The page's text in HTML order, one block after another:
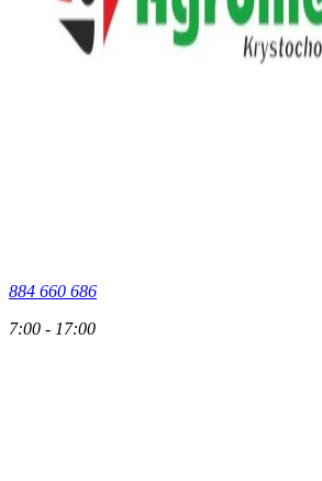
884 660 686
7:00 - 17:00